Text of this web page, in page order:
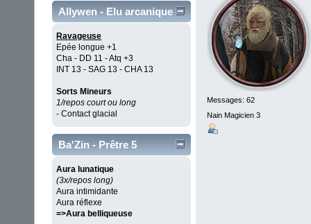
Allywen - Elu arcanique
Ravageuse
Epée longue +1
Cha - DD 11 - Atq +3
INT 13 - SAG 13 - CHA 13
Sorts Mineurs
1/repos court ou long
- Contact glacial
Ba'Zin - Prêtre 5
Aura lunatique
(3x/repos long)
Aura intimidante
Aura réflexe
=>Aura belliqueuse
Messages: 62
Nain Magicien 3